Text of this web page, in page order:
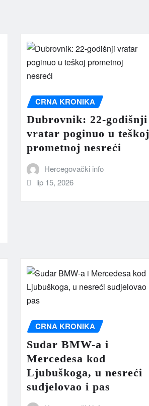
CRNA KRONIKA
Dubrovnik: 22-godišnji
vratar poginuo u teškoj
prometnoj nesreći
Hercegovački info
lip 15, 2026
CRNA KRONIKA
Sudar BMW-a i
Mercedesa kod
Ljubuškoga, u nesreći
sudjelovao i pas